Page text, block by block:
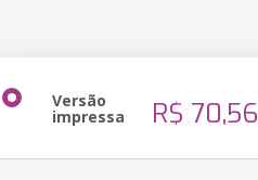
Versão
impressa R$ 70,56